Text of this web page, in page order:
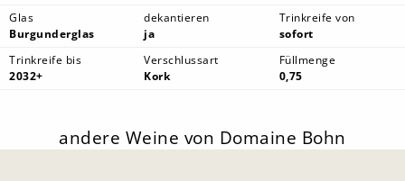
Glas
Burgunderglas
dekantieren
ja
Trinkreife von
sofort
Trinkreife bis
2032+
Verschlussart
Kork
Füllmenge
0,75
andere Weine von Domaine Bohn